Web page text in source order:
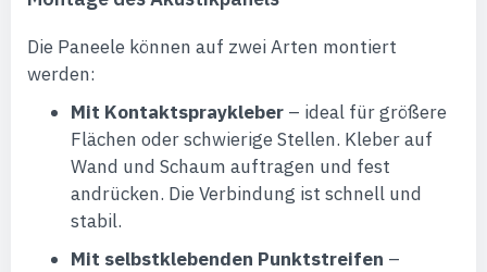
Die Paneele können auf zwei Arten montiert
werden:
Mit Kontaktspraykleber – ideal für größere
Flächen oder schwierige Stellen. Kleber auf
Wand und Schaum auftragen und fest
andrücken. Die Verbindung ist schnell und
stabil.
Mit selbstklebenden Punktstreifen –